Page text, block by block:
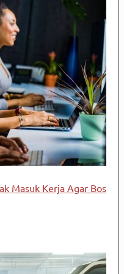
Masuk Kerja Agar Bos